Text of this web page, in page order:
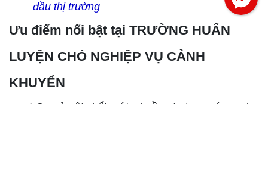
đầu thị trường
Ưu điểm nổi bật tại TRƯỜNG HUẤN
LUYỆN CHÓ NGHIỆP VỤ CẢNH
KHUYỂN
✔︎ Cơ sở vật chất mới, chuồng trại cao ráo sạch
Facebook